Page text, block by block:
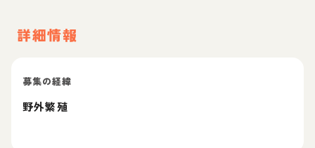
詳細情報
募集の経緯
野外繁殖